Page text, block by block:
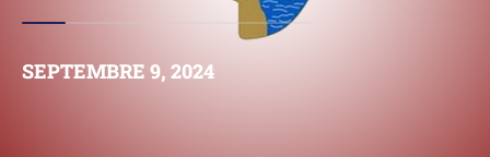
SEPTEMBRE 9, 2024